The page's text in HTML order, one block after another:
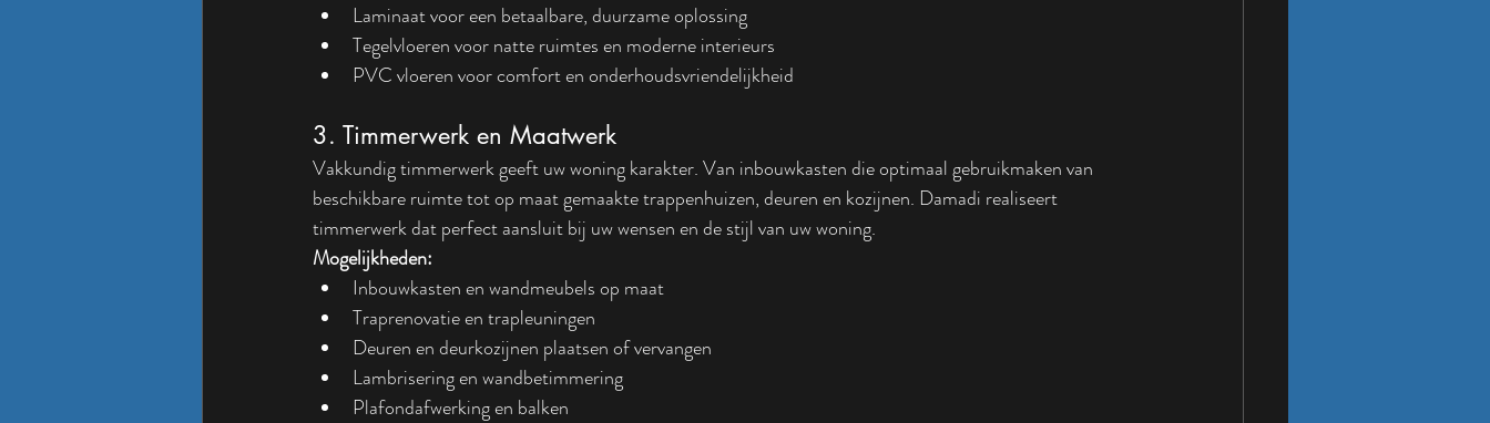
Laminaat voor een betaalbare, duurzame oplossing
Tegelvloeren voor natte ruimtes en moderne interieurs
PVC vloeren voor comfort en onderhoudsvriendelijkheid
3. Timmerwerk en Maatwerk
Vakkundig timmerwerk geeft uw woning karakter. Van inbouwkasten die optimaal gebruikmaken van
beschikbare ruimte tot op maat gemaakte trappenhuizen, deuren en kozijnen. Damadi realiseert
timmerwerk dat perfect aansluit bij uw wensen en de stijl van uw woning.
Mogelijkheden:
Inbouwkasten en wandmeubels op maat
Traprenovatie en trapleuningen
Deuren en deurkozijnen plaatsen of vervangen
Lambrisering en wandbetimmering
Plafondafwerking en balken